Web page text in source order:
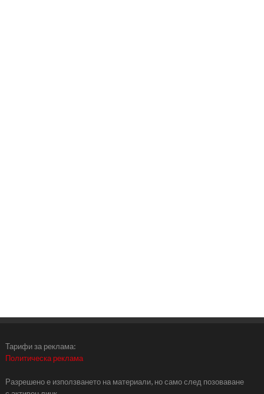
Тарифи за реклама:
Политическа реклама
Разрешено е използването на материали, но само след позоваване